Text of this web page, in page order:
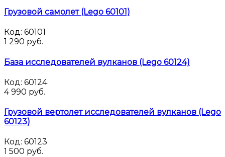
Грузовой самолет (Lego 60101)
Код: 60101
1 290 руб.
База исследователей вулканов (Lego 60124)
Код: 60124
4 990 руб.
Грузовой вертолет исследователей вулканов (Lego
60123)
Код: 60123
1 500 руб.